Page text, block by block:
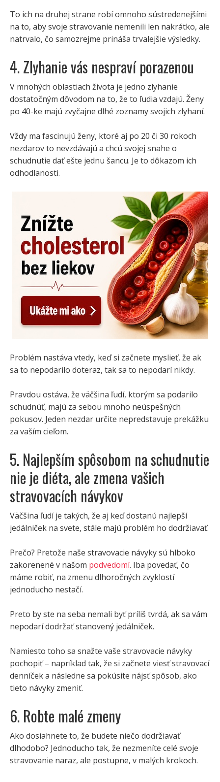
To ich na druhej strane robí omnoho sústredenejšími
na to, aby svoje stravovanie nemenili len nakrátko, ale
natrvalo, čo samozrejme prináša trvalejšie výsledky.
4. Zlyhanie vás nespraví porazenou
V mnohých oblastiach života je jedno zlyhanie
dostatočným dôvodom na to, že to ľudia vzdajú. Ženy
po 40-ke majú zvyčajne dlhé zoznamy svojich zlyhaní.
Vždy ma fascinujú ženy, ktoré aj po 20 či 30 rokoch
nezdarov to nevzdávajú a chcú svojej snahe o
schudnutie dať ešte jednu šancu. Je to dôkazom ich
odhodlanosti.
Problém nastáva vtedy, keď si začnete myslieť, že ak
sa to nepodarilo doteraz, tak sa to nepodarí nikdy.
Pravdou ostáva, že väčšina ľudí, ktorým sa podarilo
schudnúť, majú za sebou mnoho neúspešných
pokusov. Jeden nezdar určite nepredstavuje prekážku
za vaším cieľom.
5. Najlepším spôsobom na schudnutie
nie je diéta, ale zmena vašich
stravovacích návykov
Väčšina ľudí je takých, že aj keď dostanú najlepší
jedálniček na svete, stále majú problém ho dodržiavať.
Prečo? Pretože naše stravovacie návyky sú hlboko
zakorenené v našom podvedomí. Iba povedať, čo
máme robiť, na zmenu dlhoročných zvyklostí
jednoducho nestačí.
Preto by ste na seba nemali byť príliš tvrdá, ak sa vám
nepodarí dodržať stanovený jedálniček.
Namiesto toho sa snažte vaše stravovacie návyky
pochopiť – napríklad tak, že si začnete viesť stravovací
denníček a následne sa pokúsite nájsť spôsob, ako
tieto návyky zmeniť.
6. Robte malé zmeny
Ako dosiahnete to, že budete niečo dodržiavať
dlhodobo? Jednoducho tak, že nezmeníte celé svoje
stravovanie naraz, ale postupne, v malých krokoch.